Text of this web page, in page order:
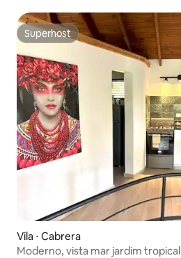
Superhost
Superhost
Vila ⋅ Cabrera
Moderno, vista mar jardim tropical